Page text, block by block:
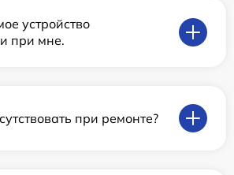
устройство
при мне.
при ремонте?